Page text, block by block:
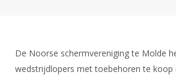
Forums
Maandelijks archief
Reglementen
Recreatiesport
Veteranen
Nieuws
Voor de jeugd
De Noorse schermvereniging te Molde
wedstrijdlopers met toebehoren te koop